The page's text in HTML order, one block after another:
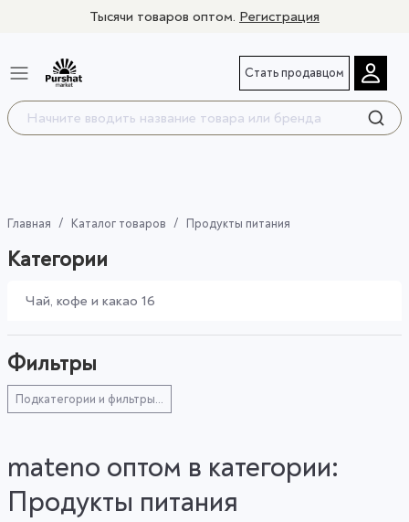
Тысячи товаров оптом. Регистрация
Стать продавцом
Главная Каталог товаров Продукты питания
Категории
Чай, кофе и какао 16
Фильтры
Подкатегории и фильтры...
mateno оптом в категории:
Продукты питания